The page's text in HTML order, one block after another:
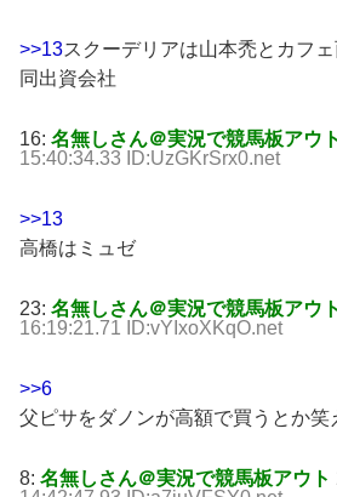
>>13スクーデリアは山本禿とカフ
同出資会社
16: 名無しさん＠実況で競馬板アウト
15:40:34.33 ID:UzGKrSrx0.net
>>13
高橋はミュゼ
23: 名無しさん＠実況で競馬板アウト
16:19:21.71 ID:vYIxoXKqO.net
>>6
父ピサをダノンが高額で買うとか笑
8: 名無しさん＠実況で競馬板アウト